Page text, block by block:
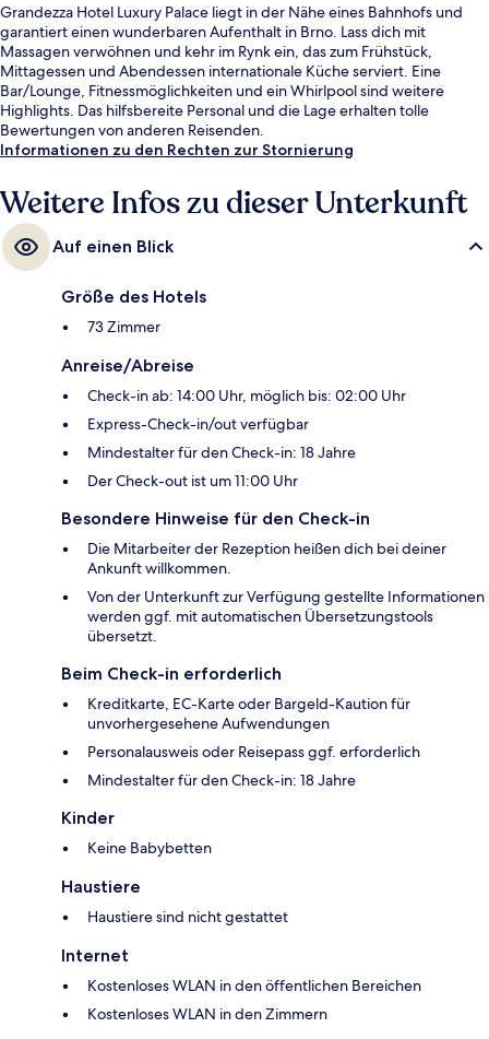
Grandezza Hotel Luxury Palace liegt in der Nähe eines Bahnhofs und
garantiert einen wunderbaren Aufenthalt in Brno. Lass dich mit
Massagen verwöhnen und kehr im Rynk ein, das zum Frühstück,
Mittagessen und Abendessen internationale Küche serviert. Eine
Bar/Lounge, Fitnessmöglichkeiten und ein Whirlpool sind weitere
Highlights. Das hilfsbereite Personal und die Lage erhalten tolle
Bewertungen von anderen Reisenden.
Informationen zu den Rechten zur Stornierung
Weitere Infos zu dieser Unterkunft
Auf einen Blick
Größe des Hotels
73 Zimmer
Anreise/Abreise
Check-in ab: 14:00 Uhr, möglich bis: 02:00 Uhr
Express-Check-in/out verfügbar
Mindestalter für den Check-in: 18 Jahre
Der Check-out ist um 11:00 Uhr
Besondere Hinweise für den Check-in
Die Mitarbeiter der Rezeption heißen dich bei deiner
Ankunft willkommen.
Von der Unterkunft zur Verfügung gestellte Informationen
werden ggf. mit automatischen Übersetzungstools
übersetzt.
Beim Check-in erforderlich
Kreditkarte, EC-Karte oder Bargeld-Kaution für
unvorhergesehene Aufwendungen
Personalausweis oder Reisepass ggf. erforderlich
Mindestalter für den Check-in: 18 Jahre
Kinder
Keine Babybetten
Haustiere
Haustiere sind nicht gestattet
Internet
Kostenloses WLAN in den öffentlichen Bereichen
Kostenloses WLAN in den Zimmern